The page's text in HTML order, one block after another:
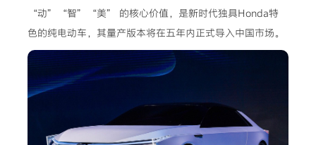
“动”“智”“美” 的核心价值，是新时代独具Honda特
色的纯电动车，其量产版本将在五年内正式导入中国市场。